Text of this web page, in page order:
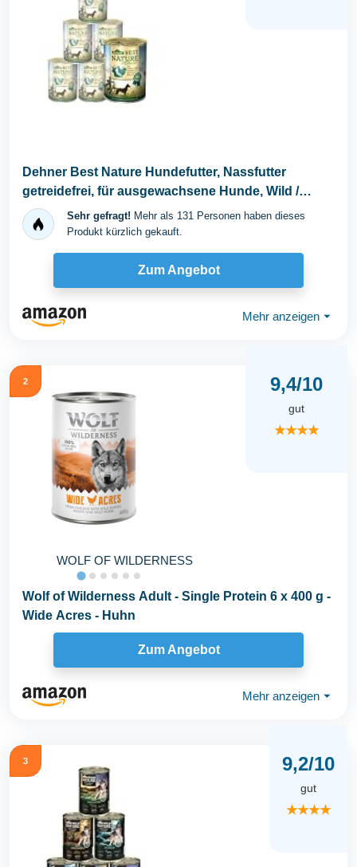
Dehner Best Nature Hundefutter, Nassfutter
getreidefrei, für ausgewachsene Hunde, Wild /
Huhn...
Sehr gefragt! Mehr als 131 Personen haben dieses
Produkt kürzlich gekauft.
Zum Angebot
Mehr anzeigen ⏷
2
WOLF OF WILDERNESS
9,4/10
gut
★★★★
Wolf of Wilderness Adult - Single Protein 6 x 400 g -
Wide Acres - Huhn
Zum Angebot
Mehr anzeigen ⏷
3 9,2/10
gut
★★★★